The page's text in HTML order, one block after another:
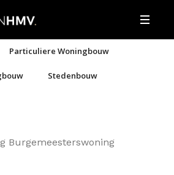
Particuliere Woningbouw
Stedenbouw
Burgemeesterswoning